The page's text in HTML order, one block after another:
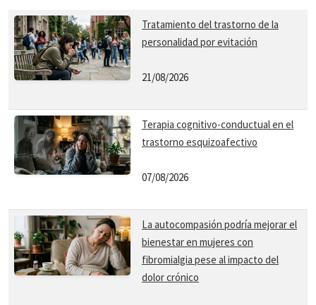
Tratamiento del trastorno de la
personalidad por evitación
21/08/2026
Terapia cognitivo-conductual en el
trastorno esquizoafectivo
07/08/2026
La autocompasión podría mejorar el
bienestar en mujeres con
fibromialgia pese al impacto del
dolor crónico